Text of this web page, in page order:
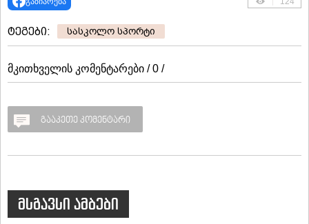
ტეგები: სასკოლო სპორტი
მკითხველის კომენტარები / 0 /
გააკეთე კომენტარი
მსგავსი ამბები